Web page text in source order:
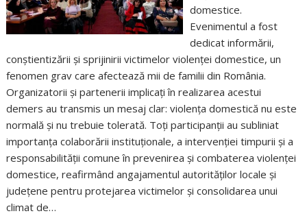
domestice.
Evenimentul a fost
dedicat informării,
conștientizării și sprijinirii victimelor violenței domestice, un
fenomen grav care afectează mii de familii din România.
Organizatorii și partenerii implicați în realizarea acestui
demers au transmis un mesaj clar: violența domestică nu este
normală și nu trebuie tolerată. Toți participanții au subliniat
importanța colaborării instituționale, a intervenției timpurii și a
responsabilității comune în prevenirea și combaterea violenței
domestice, reafirmând angajamentul autorităților locale și
județene pentru protejarea victimelor și consolidarea unui
climat de…